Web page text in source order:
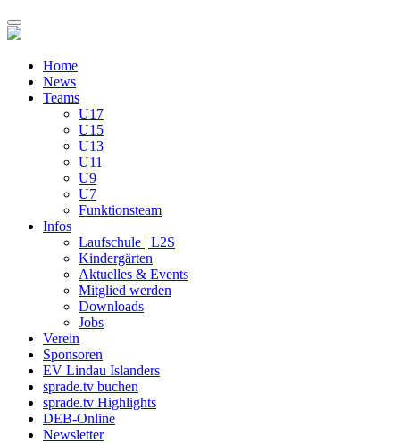
Home
News
Teams
U17
U15
U13
U11
U9
U7
Funktionsteam
Infos
Laufschule | L2S
Kindergärten
Aktuelles & Events
Mitglied werden
Downloads
Jobs
Verein
Sponsoren
EV Lindau Islanders
sprade.tv buchen
sprade.tv Highlights
DEB-Online
Newsletter